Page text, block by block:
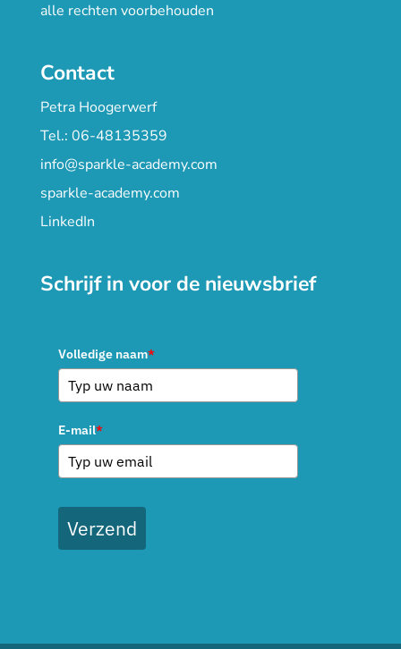
alle rechten voorbehouden
Contact
Petra Hoogerwerf
Tel.: 06-48135359
info@sparkle-academy.com
sparkle-academy.com
LinkedIn
Schrijf in voor de nieuwsbrief
Volledige naam*
E-mail*
Verzend